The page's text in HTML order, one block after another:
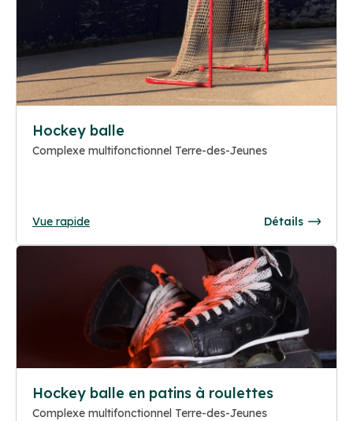
Hockey balle
Complexe multifonctionnel Terre-des-Jeunes
Vue rapide Détails
Hockey balle en patins à roulettes
Complexe multifonctionnel Terre-des-Jeunes